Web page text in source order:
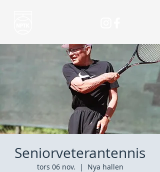
Seniorveterantennis
tors 06 nov.
  |
Nya hallen